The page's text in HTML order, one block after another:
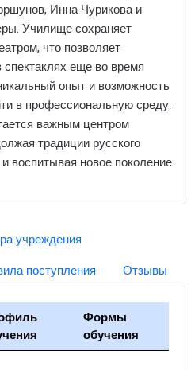
Инна Чурикова и
Училище сохраняет
что позволяет
спектаклях еще во время
опыт и возможность
в профессиональную среду.
важным центром
традиции русского
и воспитывая новое поколение
учреждения
поступления Отзывы
Формы
обучения